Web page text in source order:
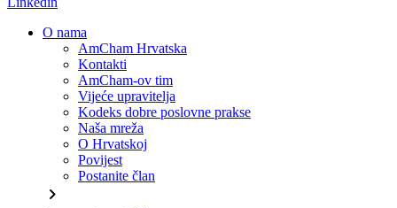
O nama
AmCham Hrvatska
Kontakti
AmCham-ov tim
Vijeće upravitelja
Kodeks dobre poslovne prakse
Naša mreža
O Hrvatskoj
Povijest
Postanite član
chevron_right